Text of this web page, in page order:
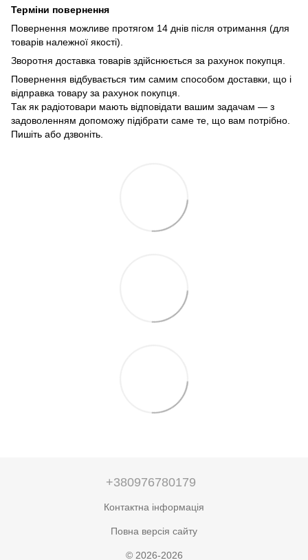
Терміни повернення
Повернення можливе протягом 14 днів після отримання (для
товарів належної якості).
Зворотня доставка товарів здійснюється за рахунок покупця.
Повернення відбувається тим самим способом доставки, що і
відправка товару за рахунок покупця.
Так як радіотовари мають відповідати вашим задачам — з
задоволенням допоможу підібрати саме те, що вам потрібно.
Пишіть або дзвоніть.
+380976780179
Контактна інформація
Повна версія сайту
© 2026-2026